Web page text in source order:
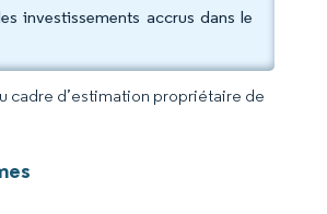
investissements accrus dans le
cadre d’estimation propriétaire de